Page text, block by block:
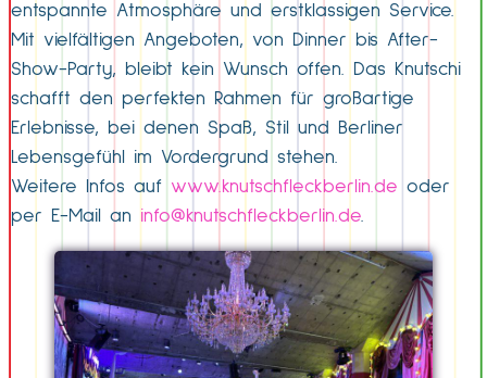
entspannte Atmosphäre und erstklassigen Service.
Mit vielfältigen Angeboten, von Dinner bis After-
Show-Party, bleibt kein Wunsch offen. Das Knutschi
schafft den perfekten Rahmen für großartige
Erlebnisse, bei denen Spaß, Stil und Berliner
Lebensgefühl im Vordergrund stehen.
Weitere Infos auf www.knutschfleckberlin.de oder
per E-Mail an info@knutschfleckberlin.de.